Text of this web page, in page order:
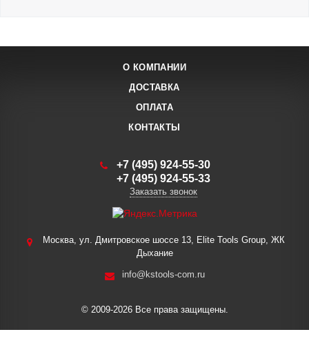
О КОМПАНИИ
ДОСТАВКА
ОПЛАТА
КОНТАКТЫ
+7 (495) 924-55-30
+7 (495) 924-55-33
Заказать звонок
Москва, ул. Дмитровское шоссе 13, Elite Tools Group, ЖК
Дыхание
info@kstools-com.ru
© 2009-2026 Все права защищены.